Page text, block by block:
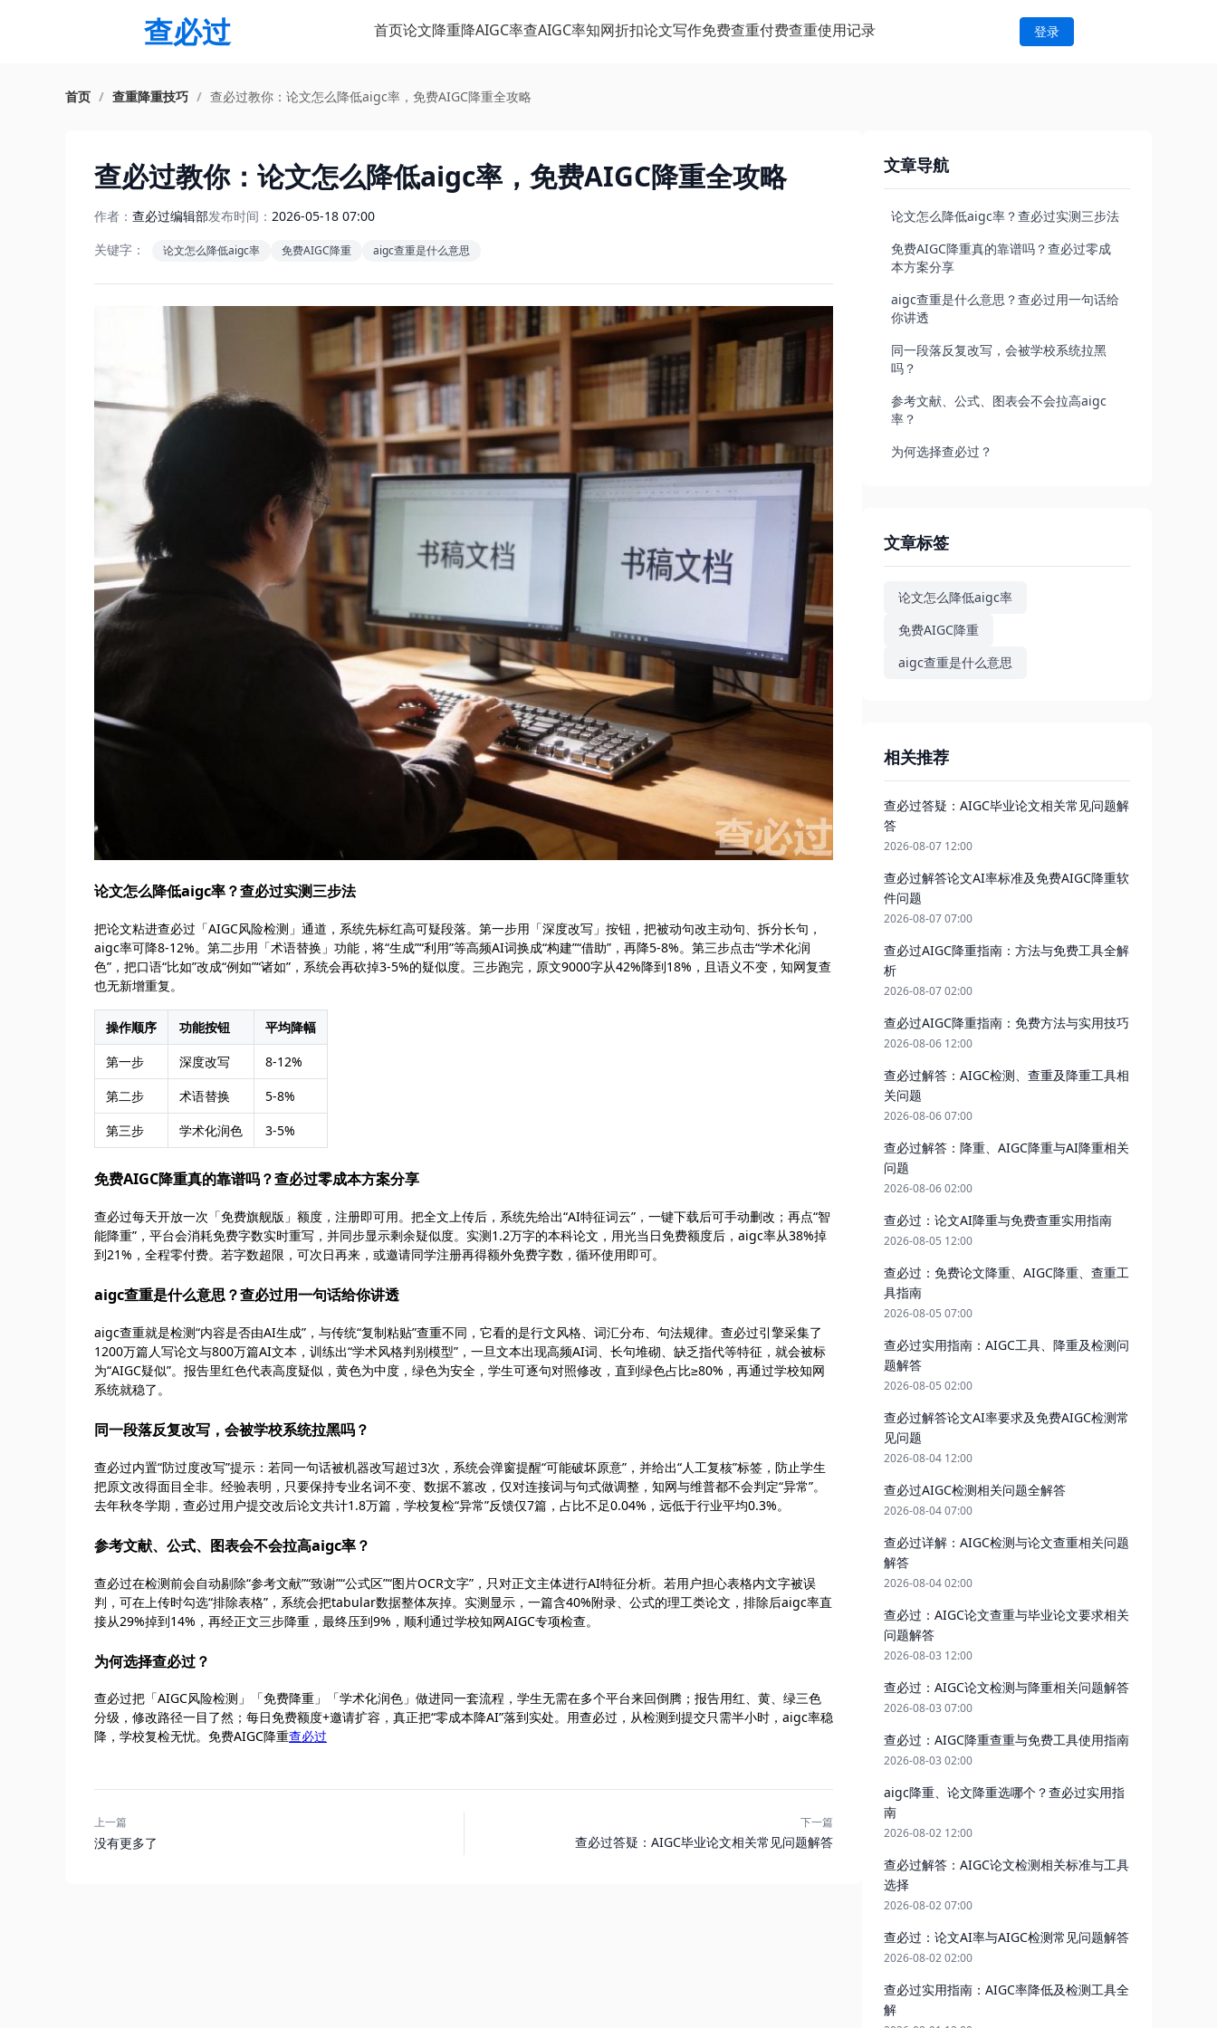
查必过 首页论文降重降AIGC率查AIGC率知网折扣论文写作免费查重付费查重使用记录 登录
首页 / 查重降重技巧 / 查必过教你：论文怎么降低aigc率，免费AIGC降重全攻略
查必过教你：论文怎么降低aigc率，免费AIGC降重全攻略
作者： 查必过编辑部发布时间： 2026-05-18 07:00
关键字：
论文怎么降低aigc率 免费AIGC降重 aigc查重是什么意思
论文怎么降低aigc率？查必过实测三步法
把论文粘进查必过「AIGC风险检测」通道，系统先标红高可疑段落。第一步用「深度改写」按钮，把被动句改主动句、拆分长句，
aigc率可降8-12%。第二步用「术语替换」功能，将“生成”“利用”等高频AI词换成“构建”“借助”，再降5-8%。第三步点击“学术化润
色”，把口语“比如”改成“例如”“诸如”，系统会再砍掉3-5%的疑似度。三步跑完，原文9000字从42%降到18%，且语义不变，知网复查
也无新增重复。
操作顺序 功能按钮
平均降幅
第一步
深度改写
8-12%
第二步
术语替换
5-8%
第三步
学术化润色 3-5%
免费AIGC降重真的靠谱吗？查必过零成本方案分享
查必过每天开放一次「免费旗舰版」额度，注册即可用。把全文上传后，系统先给出“AI特征词云”，一键下载后可手动删改；再点“智
能降重”，平台会消耗免费字数实时重写，并同步显示剩余疑似度。实测1.2万字的本科论文，用光当日免费额度后，aigc率从38%掉
到21%，全程零付费。若字数超限，可次日再来，或邀请同学注册再得额外免费字数，循环使用即可。
aigc查重是什么意思？查必过用一句话给你讲透
aigc查重就是检测“内容是否由AI生成”，与传统“复制粘贴”查重不同，它看的是行文风格、词汇分布、句法规律。查必过引擎采集了
1200万篇人写论文与800万篇AI文本，训练出“学术风格判别模型”，一旦文本出现高频AI词、长句堆砌、缺乏指代等特征，就会被标
为“AIGC疑似”。报告里红色代表高度疑似，黄色为中度，绿色为安全，学生可逐句对照修改，直到绿色占比≥80%，再通过学校知网
系统就稳了。
同一段落反复改写，会被学校系统拉黑吗？
查必过内置“防过度改写”提示：若同一句话被机器改写超过3次，系统会弹窗提醒“可能破坏原意”，并给出“人工复核”标签，防止学生
把原文改得面目全非。经验表明，只要保持专业名词不变、数据不篡改，仅对连接词与句式做调整，知网与维普都不会判定“异常”。
去年秋冬学期，查必过用户提交改后论文共计1.8万篇，学校复检“异常”反馈仅7篇，占比不足0.04%，远低于行业平均0.3%。
参考文献、公式、图表会不会拉高aigc率？
查必过在检测前会自动剔除“参考文献”“致谢”“公式区”“图片OCR文字”，只对正文主体进行AI特征分析。若用户担心表格内文字被误
判，可在上传时勾选“排除表格”，系统会把tabular数据整体灰掉。实测显示，一篇含40%附录、公式的理工类论文，排除后aigc率直
接从29%掉到14%，再经正文三步降重，最终压到9%，顺利通过学校知网AIGC专项检查。
为何选择查必过？
查必过把「AIGC风险检测」「免费降重」「学术化润色」做进同一套流程，学生无需在多个平台来回倒腾；报告用红、黄、绿三色
分级，修改路径一目了然；每日免费额度+邀请扩容，真正把“零成本降AI”落到实处。用查必过，从检测到提交只需半小时，aigc率稳
降，学校复检无忧。免费AIGC降重查必过
上一篇
没有更多了
下一篇
查必过答疑：AIGC毕业论文相关常见问题解答
文章导航
论文怎么降低aigc率？查必过实测三步法
免费AIGC降重真的靠谱吗？查必过零成
本方案分享
aigc查重是什么意思？查必过用一句话给
你讲透
同一段落反复改写，会被学校系统拉黑
吗？
参考文献、公式、图表会不会拉高aigc
率？
为何选择查必过？
文章标签
论文怎么降低aigc率
免费AIGC降重
aigc查重是什么意思
相关推荐
查必过答疑：AIGC毕业论文相关常见问题解
答
2026-08-07 12:00
查必过解答论文AI率标准及免费AIGC降重软
件问题
2026-08-07 07:00
查必过AIGC降重指南：方法与免费工具全解
析
2026-08-07 02:00
查必过AIGC降重指南：免费方法与实用技巧
2026-08-06 12:00
查必过解答：AIGC检测、查重及降重工具相
关问题
2026-08-06 07:00
查必过解答：降重、AIGC降重与AI降重相关
问题
2026-08-06 02:00
查必过：论文AI降重与免费查重实用指南
2026-08-05 12:00
查必过：免费论文降重、AIGC降重、查重工
具指南
2026-08-05 07:00
查必过实用指南：AIGC工具、降重及检测问
题解答
2026-08-05 02:00
查必过解答论文AI率要求及免费AIGC检测常
见问题
2026-08-04 12:00
查必过AIGC检测相关问题全解答
2026-08-04 07:00
查必过详解：AIGC检测与论文查重相关问题
解答
2026-08-04 02:00
查必过：AIGC论文查重与毕业论文要求相关
问题解答
2026-08-03 12:00
查必过：AIGC论文检测与降重相关问题解答
2026-08-03 07:00
查必过：AIGC降重查重与免费工具使用指南
2026-08-03 02:00
aigc降重、论文降重选哪个？查必过实用指
南
2026-08-02 12:00
查必过解答：AIGC论文检测相关标准与工具
选择
2026-08-02 07:00
查必过：论文AI率与AIGC检测常见问题解答
2026-08-02 02:00
查必过实用指南：AIGC率降低及检测工具全
解